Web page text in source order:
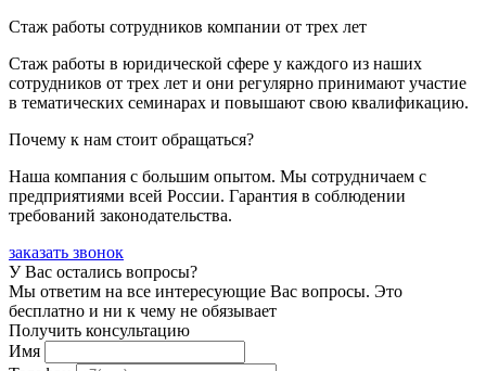
Стаж работы сотрудников компании от трех лет
Стаж работы в юридической сфере у каждого из наших
сотрудников от трех лет и они регулярно принимают участие
в тематических семинарах и повышают свою квалификацию.
Почему к нам стоит обращаться?
Наша компания с большим опытом. Мы сотрудничаем с
предприятиями всей России. Гарантия в соблюдении
требований законодательства.
заказать звонок
У Вас остались вопросы?
Мы ответим на все интересующие Вас вопросы. Это
бесплатно и ни к чему не обязывает
Получить консультацию
Имя